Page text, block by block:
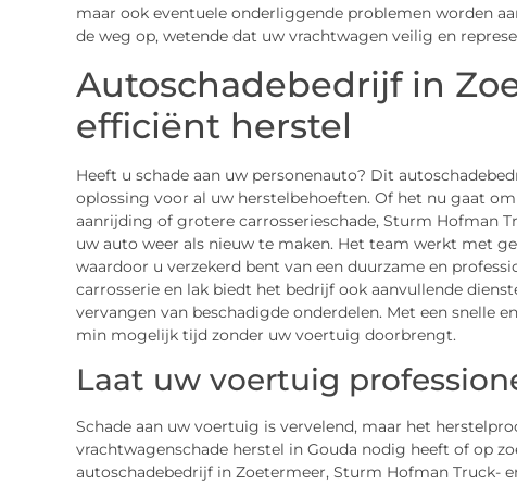
maar ook eventuele onderliggende problemen worden
de weg op, wetende dat uw vrachtwagen veilig en
Autoschadebedrijf in
efficiënt herstel
Heeft u schade aan uw personenauto? Dit
oplossing voor al uw herstelbehoeften. Of het nu gaat
aanrijding of grotere carrosserieschade, Sturm Hofman
uw auto weer als nieuw te maken. Het team werkt met
waardoor u verzekerd bent van een duurzame en
carrosserie en lak biedt het bedrijf ook aanvullende
vervangen van beschadigde onderdelen. Met een snelle
min mogelijk tijd zonder uw voertuig doorbrengt.
Laat uw voertuig
Schade aan uw voertuig is vervelend, maar het
vrachtwagenschade herstel in Gouda nodig heeft of op
autoschadebedrijf in Zoetermeer, Sturm Hofman Truck-